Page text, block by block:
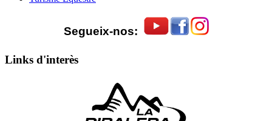
Segueix-nos:
Links d'interès